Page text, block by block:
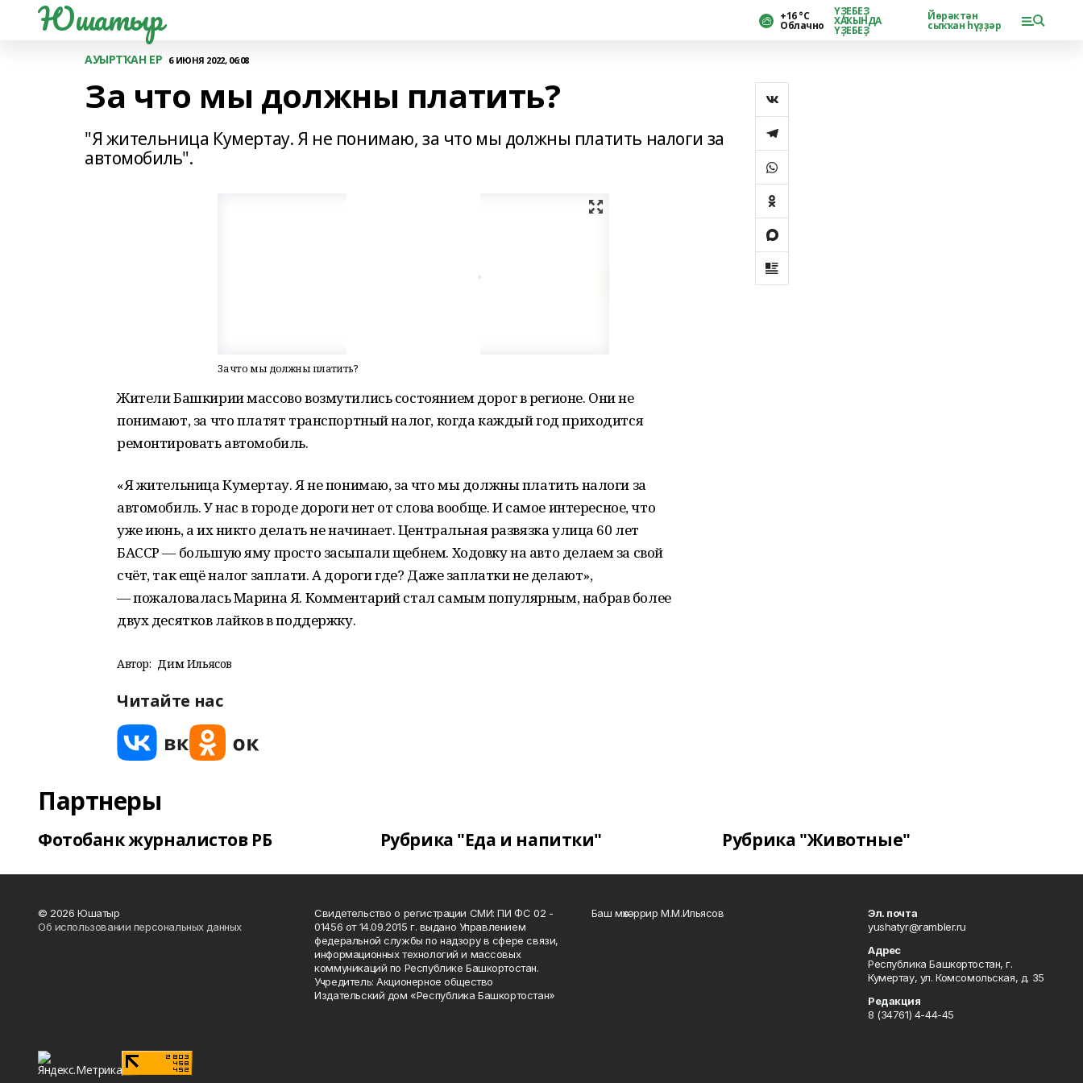
Юшатыр +16 °С
Облачно
ҮҘЕБЕҘ
ХАҠЫНДА
ҮҘЕБЕҘ
Йөрәктән
сыҡҡан һүҙҙәр
АУЫРТҠАН ЕР 6 ИЮНЯ 2022, 06:08
За что мы должны платить?
"Я жительница Кумертау. Я не понимаю, за что мы должны платить налоги за
автомобиль".
За что мы должны платить?
Жители Башкирии массово возмутились состоянием дорог в регионе. Они не
понимают, за что платят транспортный налог, когда каждый год приходится
ремонтировать автомобиль.
«Я жительница Кумертау. Я не понимаю, за что мы должны платить налоги за
автомобиль. У нас в городе дороги нет от слова вообще. И самое интересное, что
уже июнь, а их никто делать не начинает. Центральная развязка улица 60 лет
БАССР — большую яму просто засыпали щебнем. Ходовку на авто делаем за свой
счёт, так ещё налог заплати. А дороги где? Даже заплатки не делают»,
— пожаловалась Марина Я. Комментарий стал самым популярным, набрав более
двух десятков лайков в поддержку.
Автор: Дим Ильясов
Читайте нас
Партнеры
Фотобанк журналистов РБ Рубрика "Еда и напитки" Рубрика "Животные"
© 2026 Юшатыр
Об использовании персональных данных
Свидетельство о регистрации СМИ: ПИ ФС 02 -
01456 от 14.09.2015 г. выдано Управлением
федеральной службы по надзору в сфере связи,
информационных технологий и массовых
коммуникаций по Республике Башкортостан.
Учредитель: Акционерное общество
Издательский дом «Республика Башкортостан»
Баш мөхәррир М.М.Ильясов
Эл. почта
yushatyr@rambler.ru
Адрес
Республика Башкортостан, г.
Кумертау, ул. Комсомольская, д. 35
Редакция
8 (34761) 4-44-45